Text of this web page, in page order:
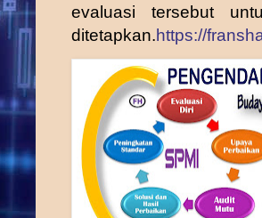
evaluasi tersebut
ditetapkan.https://